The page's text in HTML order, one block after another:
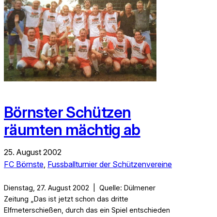
Börnster Schützen
räumten mächtig ab
25. August 2002
FC Börnste Fussballturnier der Schützenvereine
Dienstag, 27. August 2002 | Quelle: Dülmener
Zeitung „Das ist jetzt schon das dritte
Elfmeterschießen, durch das ein Spiel entschieden